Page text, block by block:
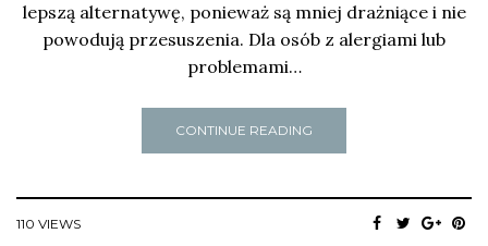
lepszą alternatywę, ponieważ są mniej drażniące i nie
powodują przesuszenia. Dla osób z alergiami lub
problemami…
CONTINUE READING
110 VIEWS